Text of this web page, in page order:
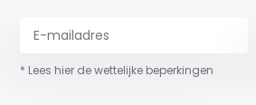
* Lees hier de wettelijke beperkingen